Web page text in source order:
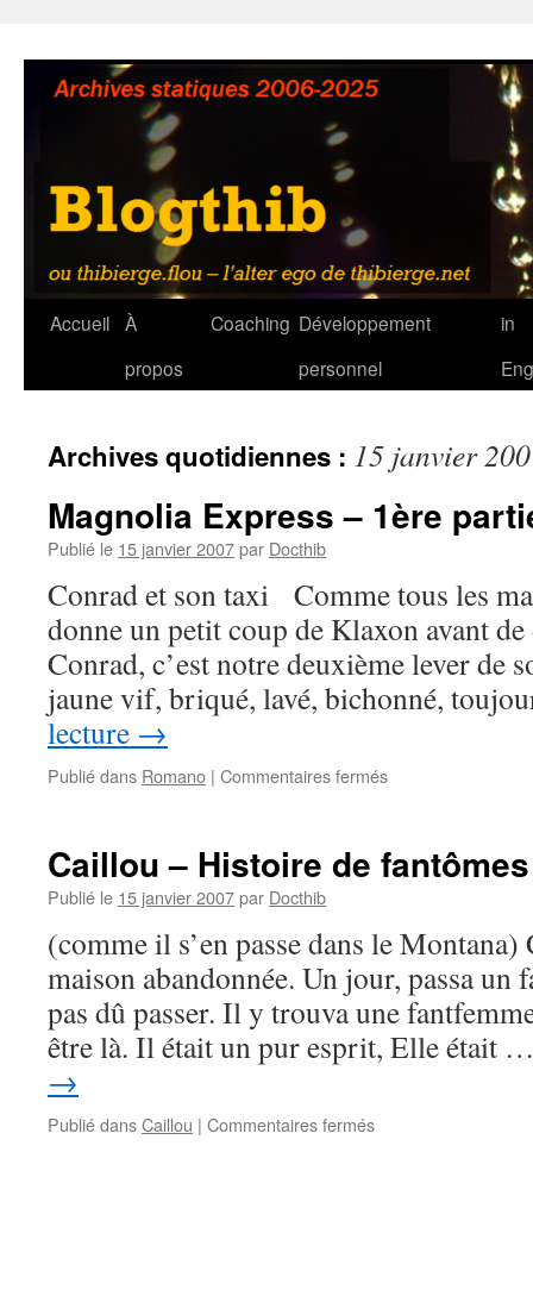
contenu
Accueil À
propos
Coaching Développement
personnel
in
Archives quotidiennes : 15 janvier
Magnolia Express – 1ère
Publié le 15 janvier 2007par Docthib
Conrad et son taxi Comme tous les
donne un petit coup de Klaxon avant
Conrad, c’est notre deuxième lever de
jaune vif, briqué, lavé, bichonné,
lecture →
Publié dans Romano | Commentaires ferméssur
1ère
#
Caillou – Histoire de fantômes
Publié le 15 janvier 2007par Docthib
(comme il s’en passe dans le
maison abandonnée. Un jour, passa un
pas dû passer. Il y trouva une
être là. Il était un pur esprit, Elle était
→
Publié dansCaillou | Commentaires ferméssur